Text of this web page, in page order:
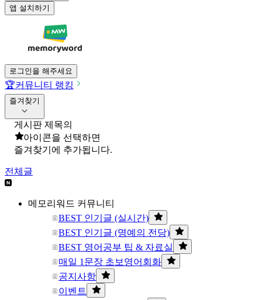
앱 설치하기
로그인을 해주세요
🏆커뮤니티 랭킹
즐겨찾기
게시판 제목의
아이콘을 선택하면
즐겨찾기에 추가됩니다.
전체글
메모리워드 커뮤니티
BEST 인기글 (실시간)
BEST 인기글 (명예의 전당)
BEST 영어공부 팁 & 자료실
매일 1문장 초보영어회화
공지사항
이벤트